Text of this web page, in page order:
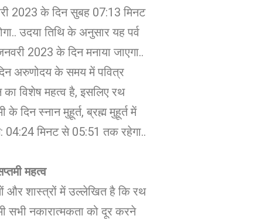
2023 के दिन सुबह 07:13 मिनट
उदया तिथि के अनुसार यह पर्व
2023 के दिन मनाया जाएगा..
अरुणोदय के समय में पवित्र
का विशेष महत्व है, इसलिए रथ
के दिन स्नान मुहूर्त, ब्रह्म मुहूर्त में
04:24 मिनट से 05:51 तक रहेगा..
महत्व
और शास्त्रों में उल्लेखित है कि रथ
सभी नकारात्मकता को दूर करने